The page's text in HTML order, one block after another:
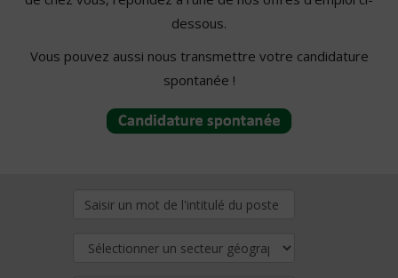
dessous.
Vous pouvez aussi nous transmettre votre candidature
spontanée !